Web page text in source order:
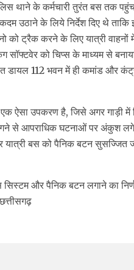
थाने के कर्मचारी तुरंत बस तक
उठाने के लिये निर्देश दिए थे
को ट्रैक करने के लिए यात्री
सॉफ्टवेर को चिप्स के माध्यम से
डायल 112 भवन में ही कमांड और
ऐसा उपकरण है, जिसे अगर गाड़ी में
से आपराधिक घटनाओं पर अंकुश
बस को पैनिक बटन सुसज्जित
सिस्टम और पैनिक बटन लगाने का